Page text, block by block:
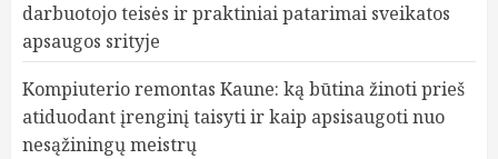
darbuotojo teisės ir praktiniai patarimai sveikatos
apsaugos srityje
Kompiuterio remontas Kaune: ką būtina žinoti prieš
atiduodant įrenginį taisyti ir kaip apsisaugoti nuo
nesąžiningų meistrų